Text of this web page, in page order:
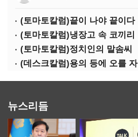
(토마토칼럼)끝이 나야 끝이다
(토마토칼럼)냉장고 속 코끼리
(토마토칼럼)정치인의 말솜씨
(데스크칼럼)용의 등에 오를 자
뉴스리듬